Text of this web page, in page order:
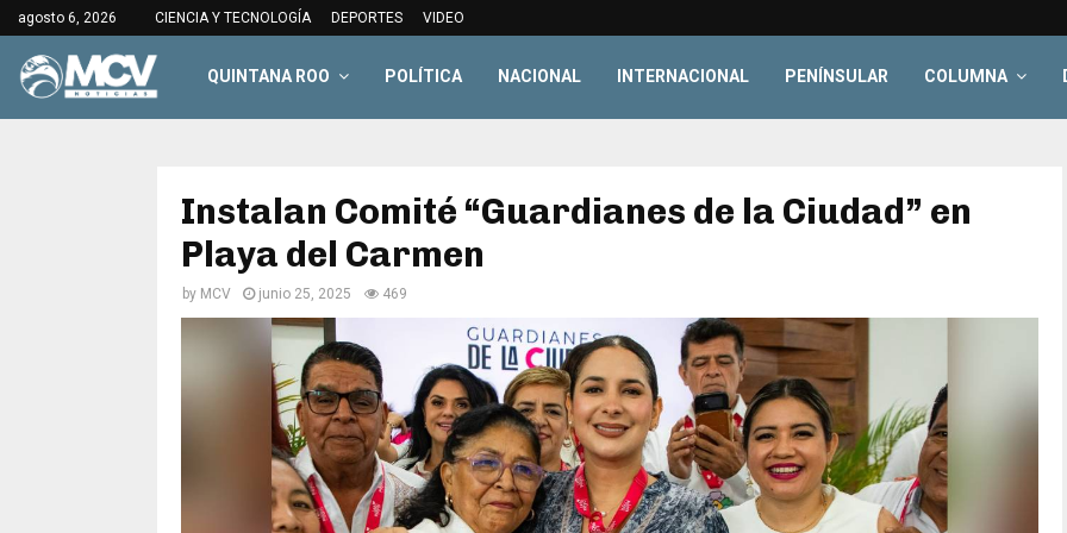
agosto 6, 2026 CIENCIA Y TECNOLOGÍA DEPORTES VIDEO
QUINTANA ROO POLÍTICA NACIONAL INTERNACIONAL PENÍNSULAR COLUMNA
Instalan Comité “Guardianes de la Ciudad” en
Playa del Carmen
by MCV junio 25, 2025 469